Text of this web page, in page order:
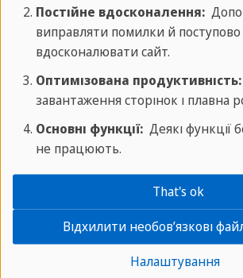
Резиденція
Одномісні номери
ванною кімнатою
Безкоштовний Wi-Fi
Постійне вдосконалення:
виправляти помилки й поступово
вдосконалювати сайт.
Оптимізована продуктивність:
завантаження сторінок і плавна
Основні функції:Деякі функції
не працюють.
Налаштування
Відхилити необов’язкові
That's ok